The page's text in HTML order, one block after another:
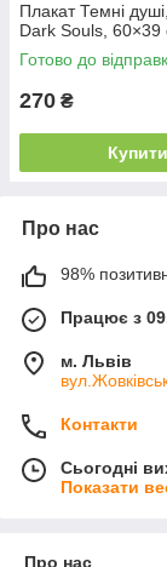
Плакат Темні
Dark Souls, 60×39
Готово до
270 ₴
Купити
Про нас
98%
Працює з
м. Львів
Контакти
Сьогодні
Показати
Про нас